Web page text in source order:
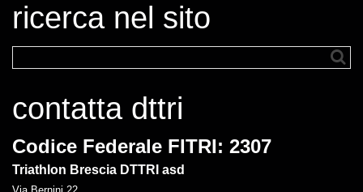
ricerca nel sito
contatta dttri
Codice Federale FITRI: 2307
Triathlon Brescia DTTRI asd